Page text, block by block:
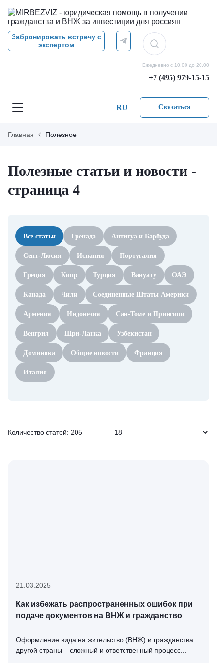
Забронировать встречу с
экспертом
Ежедневно с 10.00 до 20.00
+7 (495) 979-15-15
RU Связаться
Главная Полезное
Полезные статьи и новости -
страница 4
Все статьи Гренада Антигуа и Барбуда
Сент-Люсия Испания Португалия
Греция Кипр Турция Вануату ОАЭ
Канада Чили Соединенные Штаты Америки
Армения Индонезия Сан-Томе и Принсипи
Венгрия Шри-Ланка Узбекистан
Доминика Общие новости Франция
Италия
Количество статей: 205
21.03.2025
Как избежать распространенных ошибок при
подаче документов на ВНЖ и гражданство
Оформление вида на жительство (ВНЖ) и гражданства
другой страны – сложный и ответственный процесс...